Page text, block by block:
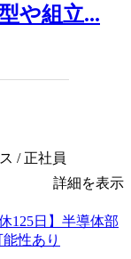
や組立...
/ 正社員
詳細を表示